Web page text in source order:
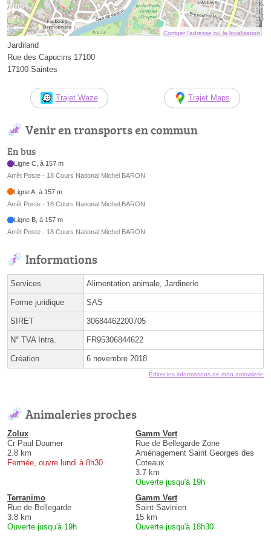
Corriger l’adresse ou la localisation
Jardiland
Rue des Capucins 17100
17100 Saintes
Trajet Waze Trajet Maps
Venir en transports en commun
En bus
Ligne C, à 157 m
Arrêt Poste - 18 Cours National Michel BARON
Ligne A, à 157 m
Arrêt Poste - 18 Cours National Michel BARON
Ligne B, à 157 m
Arrêt Poste - 18 Cours National Michel BARON
Informations
Services Alimentation animale, Jardinerie
Forme juridique SAS
SIRET 30684462200705
N° TVA Intra. FR95306844622
Création 6 novembre 2018
Éditer les informations de mon animalerie
Animaleries proches
Zolux
Cr Paul Doumer
2.8 km
Fermée, ouvre lundi à 8h30
Gamm Vert
Rue de Bellegarde Zone
Aménagement Saint Georges des
Coteaux
3.7 km
Ouverte jusqu'à 19h
Terranimo
Rue de Bellegarde
3.8 km
Ouverte jusqu'à 19h
Gamm Vert
Saint-Savinien
15 km
Ouverte jusqu'à 18h30